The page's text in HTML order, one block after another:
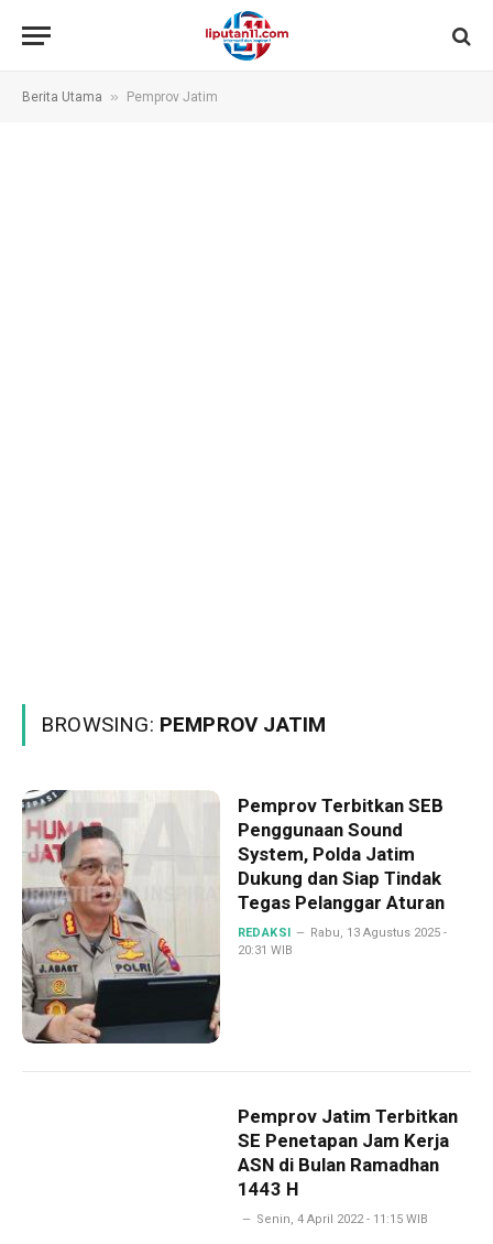
Berita Utama » Pemprov Jatim
BROWSING: PEMPROV JATIM
Pemprov Terbitkan SEB
Penggunaan Sound
System, Polda Jatim
Dukung dan Siap Tindak
Tegas Pelanggar Aturan
REDAKSI
Rabu, 13 Agustus 2025 -
20:31 WIB
Pemprov Jatim Terbitkan
SE Penetapan Jam Kerja
ASN di Bulan Ramadhan
1443 H
Senin, 4 April 2022 - 11:15 WIB